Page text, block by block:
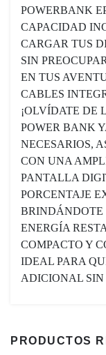
POWERBANK
CAPACIDAD
CARGAR TUS
SIN
EN TUS
CABLES
¡OLVÍDATE DE
POWER BANK
NECESARIOS,
CON UNA
PANTALLA
PORCENTAJE
BRINDÁNDOTE
ENERGÍA
COMPACTO Y
IDEAL PARA
ADICIONAL SIN
PRODUCTOS